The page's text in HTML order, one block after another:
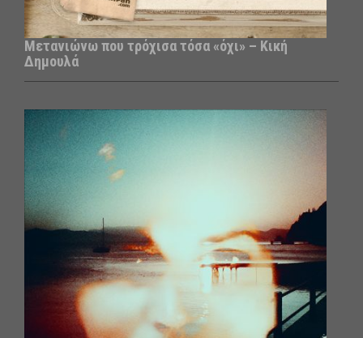
Μετανιώνω που τρόχισα τόσα «όχι» – Κική
Δημουλά